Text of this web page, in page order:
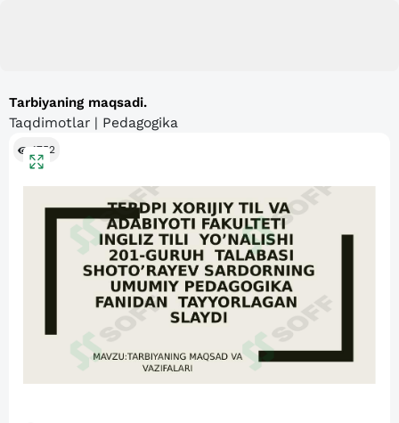
Tarbiyaning maqsadi.
Taqdimotlar | Pedagogika
1752